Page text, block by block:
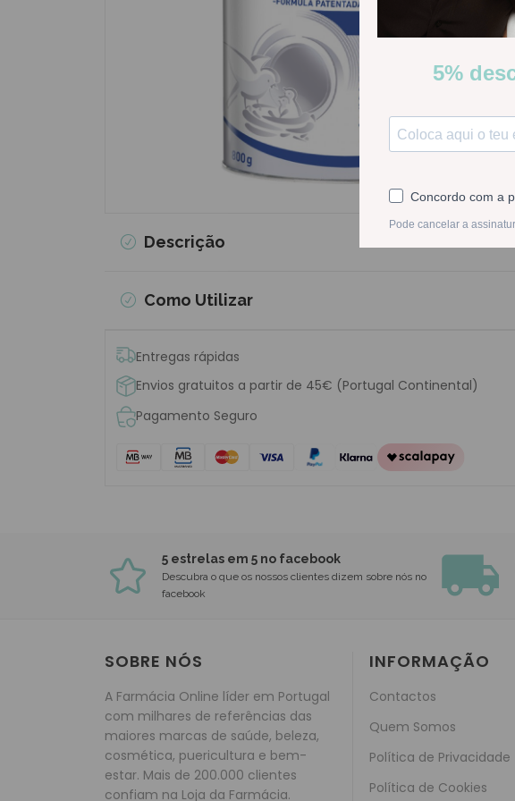
Descrição
Como Utilizar
Entregas rápidas
Envios gratuitos a partir de 45€ (Portugal Continental)
Pagamento Seguro
5 estrelas em 5 no facebook
Descubra o que os nossos clientes dizem sobre nós no
facebook
SOBRE NÓS
A Farmácia Online líder em Portugal
com milhares de referências das
maiores marcas de saúde, beleza,
cosmética, puericultura e bem-
estar. Mais de 200.000 clientes
confiam na Loja da Farmácia.
INFORMAÇÃO
Contactos
Quem Somos
Política de Privacidade
Política de Cookies